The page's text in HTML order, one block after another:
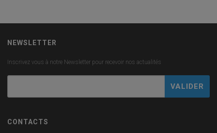
NEWSLETTER
Inscrivez vous à notre Newsletter pour recevoir nos actualités
CONTACTS